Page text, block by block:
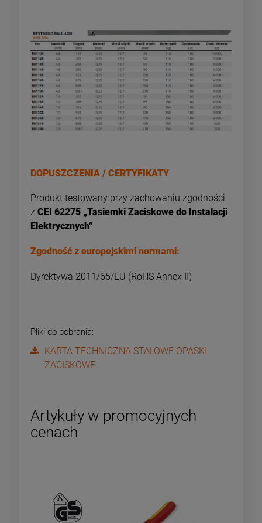
DOPUSZCZENIA / CERTYFIKATY
Produkt testowany przy zachowaniu zgodności
z CEI 62275 „Tasiemki Zaciskowe do Instalacji
Elektrycznych”
Zgodność z europejskimi normami:
Dyrektywa 2011/65/EU (RoHS Annex II)
Pliki do pobrania:
KARTA TECHNICZNA STALOWE OPASKI
ZACISKOWE
Artykuły w promocyjnych
cenach